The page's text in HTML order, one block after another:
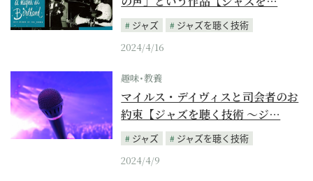
ジャズ
ジャズを聴く技術
2024/4/16
趣味･教養
マイルス・デイヴィスと司会者のお
約束【ジャズを聴く技術 〜ジ…
ジャズ
ジャズを聴く技術
2024/4/9